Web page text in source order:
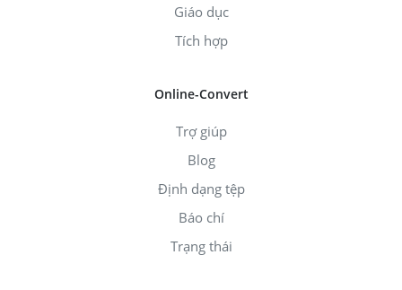
Giáo dục
Tích hợp
Online-Convert
Trợ giúp
Blog
Định dạng tệp
Báo chí
Trạng thái